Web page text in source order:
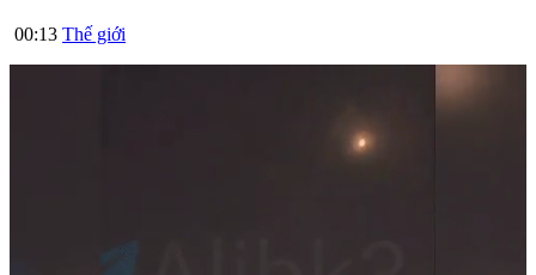
00:13 Thế giới